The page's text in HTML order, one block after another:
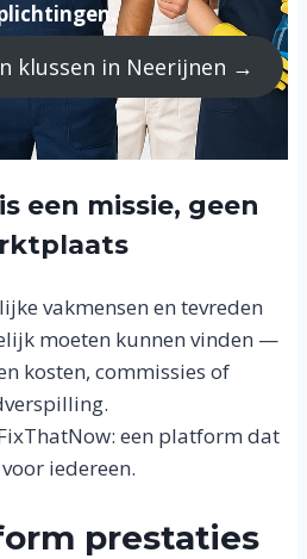
klussen in Neerijnen →
een missie, geen
vakmensen en tevreden
moeten kunnen vinden —
kosten, commissies of
een platform dat
iedereen.
prestaties